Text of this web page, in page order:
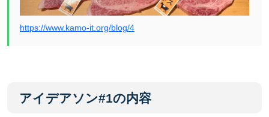
https://www.kamo-it.org/blog/4
アイデアソン#1の内容